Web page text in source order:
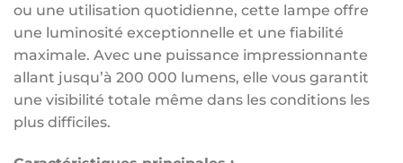
ou une utilisation quotidienne, cette lampe offre
une luminosité exceptionnelle et une fiabilité
maximale. Avec une puissance impressionnante
allant jusqu’à 200 000 lumens, elle vous garantit
une visibilité totale même dans les conditions les
plus difficiles.